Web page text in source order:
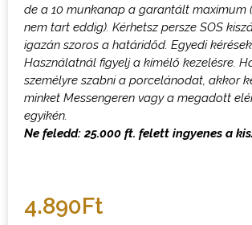
de a 10 munkanap a garantált maximum
nem tart eddig). Kérhetsz persze SOS
igazán szoros a határidőd. Egyedi
Használatnál figyelj a kímélő kezelésre. H
személyre szabni a porcelánodat, akkor
minket Messengeren vagy a megadott
egyikén.
Ne feledd: 25.000 ft. felett ingyenes a
4.890Ft